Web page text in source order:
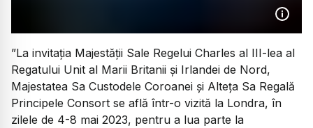
”La invitația Majestății Sale Regelui Charles al III-lea al
Regatului Unit al Marii Britanii și Irlandei de Nord,
Majestatea Sa Custodele Coroanei și Alteța Sa Regală
Principele Consort se află într-o vizită la Londra, în
zilele de 4-8 mai 2023, pentru a lua parte la